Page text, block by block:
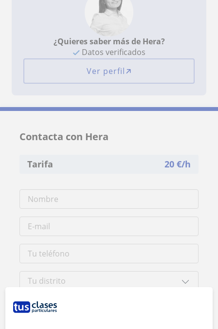
¿Quieres saber más de Hera?
Datos verificados
Ver perfil
Contacta con Hera
Tarifa 20 €/h